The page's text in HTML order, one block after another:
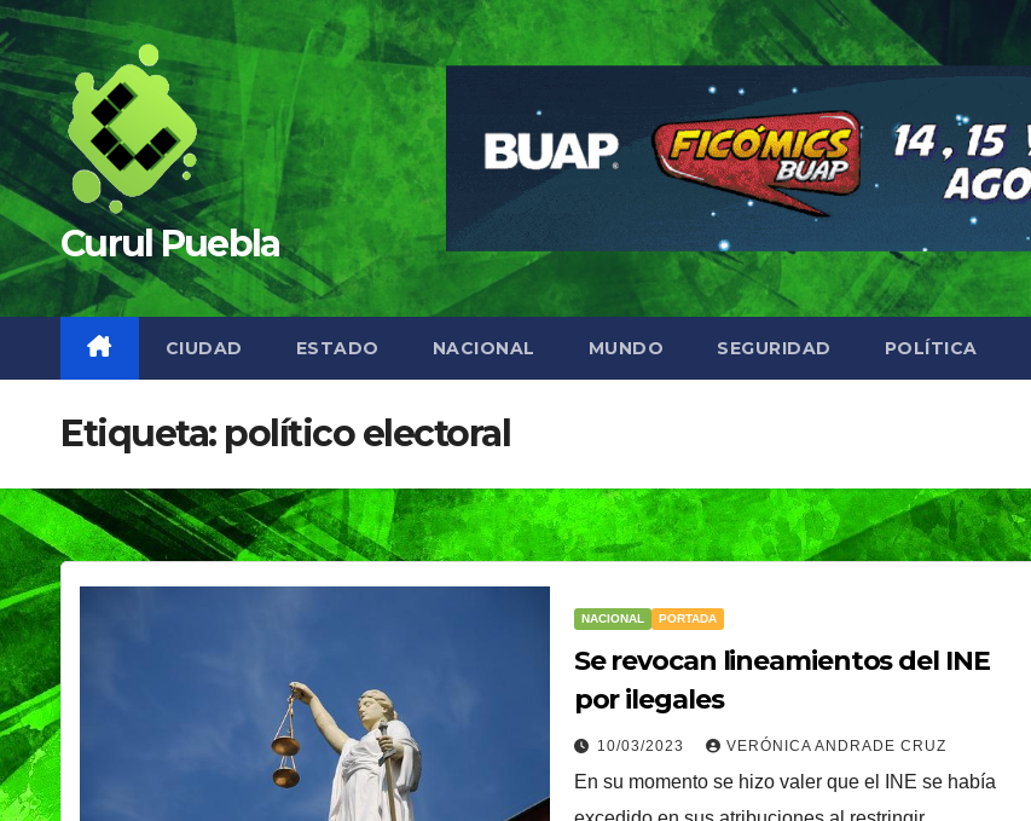
Saltar
al
contenido
Curul Puebla
CIUDAD ESTADO NACIONAL MUNDO SEGURIDAD POLÍTICA
Etiqueta: político electoral
NACIONAL PORTADA
Se revocan lineamientos del INE
por ilegales
10/03/2023 VERÓNICA ANDRADE CRUZ
En su momento se hizo valer que el INE se había